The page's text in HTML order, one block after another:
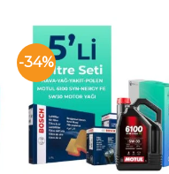
-34%